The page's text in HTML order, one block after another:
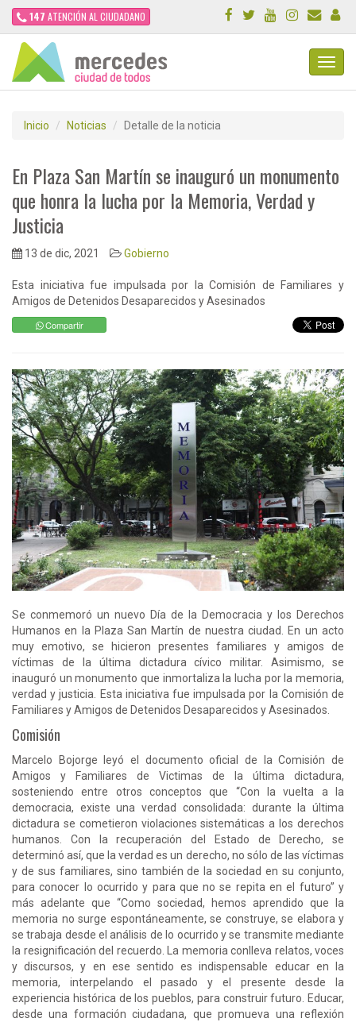
147 ATENCIÓN AL CIUDADANO
Inicio Noticias Detalle de la noticia
En Plaza San Martín se inauguró un monumento
que honra la lucha por la Memoria, Verdad y
Justicia
13 de dic, 2021 Gobierno
Esta iniciativa fue impulsada por la Comisión de Familiares y
Amigos de Detenidos Desaparecidos y Asesinados
Compartir
Se conmemoró un nuevo Día de la Democracia y los Derechos
Humanos en la Plaza San Martín de nuestra ciudad. En un acto
muy emotivo, se hicieron presentes familiares y amigos de
víctimas de la última dictadura cívico militar. Asimismo, se
inauguró un monumento que inmortaliza la lucha por la memoria,
verdad y justicia. Esta iniciativa fue impulsada por la Comisión de
Familiares y Amigos de Detenidos Desaparecidos y Asesinados.
Comisión
Marcelo Bojorge leyó el documento oficial de la Comisión de
Amigos y Familiares de Victimas de la última dictadura,
sosteniendo entre otros conceptos que “Con la vuelta a la
democracia, existe una verdad consolidada: durante la última
dictadura se cometieron violaciones sistemáticas a los derechos
humanos. Con la recuperación del Estado de Derecho, se
determinó así, que la verdad es un derecho, no sólo de las víctimas
y de sus familiares, sino también de la sociedad en su conjunto,
para conocer lo ocurrido y para que no se repita en el futuro” y
más adelante que “Como sociedad, hemos aprendido que la
memoria no surge espontáneamente, se construye, se elabora y
se trabaja desde el análisis de lo ocurrido y se transmite mediante
la resignificación del recuerdo. La memoria conlleva relatos, voces
y discursos, y en ese sentido es indispensable educar en la
memoria, interpelando el pasado y el presente desde la
experiencia histórica de los pueblos, para construir futuro. Educar,
desde una formación ciudadana, que promueva una reflexión